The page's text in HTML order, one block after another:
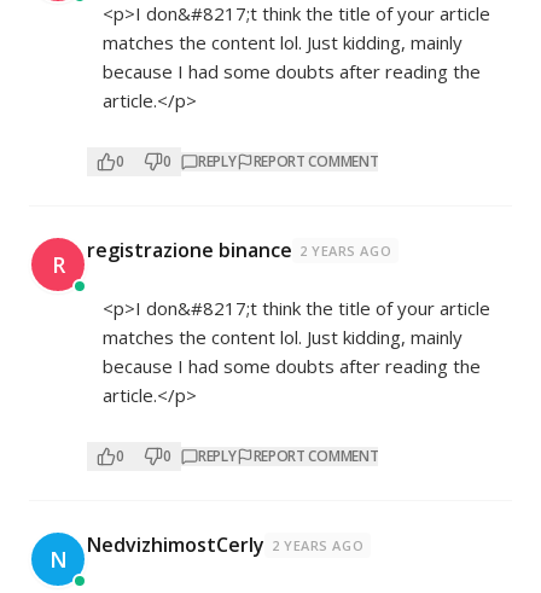
<p>I don&#8217;t think the title of your article
matches the content lol. Just kidding, mainly
because I had some doubts after reading the
article.</p>
0 0 REPLY REPORT COMMENT
R registrazione binance 2 YEARS AGO
<p>I don&#8217;t think the title of your article
matches the content lol. Just kidding, mainly
because I had some doubts after reading the
article.</p>
0 0 REPLY REPORT COMMENT
N NedvizhimostCerly 2 YEARS AGO